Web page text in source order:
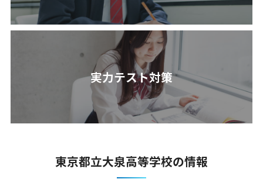
実力テスト対策
東京都立大泉高等学校の情報